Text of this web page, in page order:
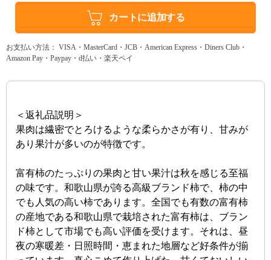
カートに追加する
お支払い方法： VISA・MasterCard・JCB・American Express・Diners Club・
Amazon Pay・Paypay・d払い・楽天ペイ
＜返礼品説明＞
果肉は繊密でとろけるような柔らかさが有り、甘みが
あり果汁が多いのが特徴です。
富有柿のたっぷりの果肉と甘い果汁は秋を感じる至福
の味です。和歌山県が誇る高級ブランド柿で、柿の中
でも人気の高い柿であります。全国でも有数の富有柿
の産地である和歌山県で栽培された富有柿は、ブラン
ド柿として市場でも高い評価を受けます。それは、昼
夜の寒暖差・日照時間・恵まれた地層など好条件が揃